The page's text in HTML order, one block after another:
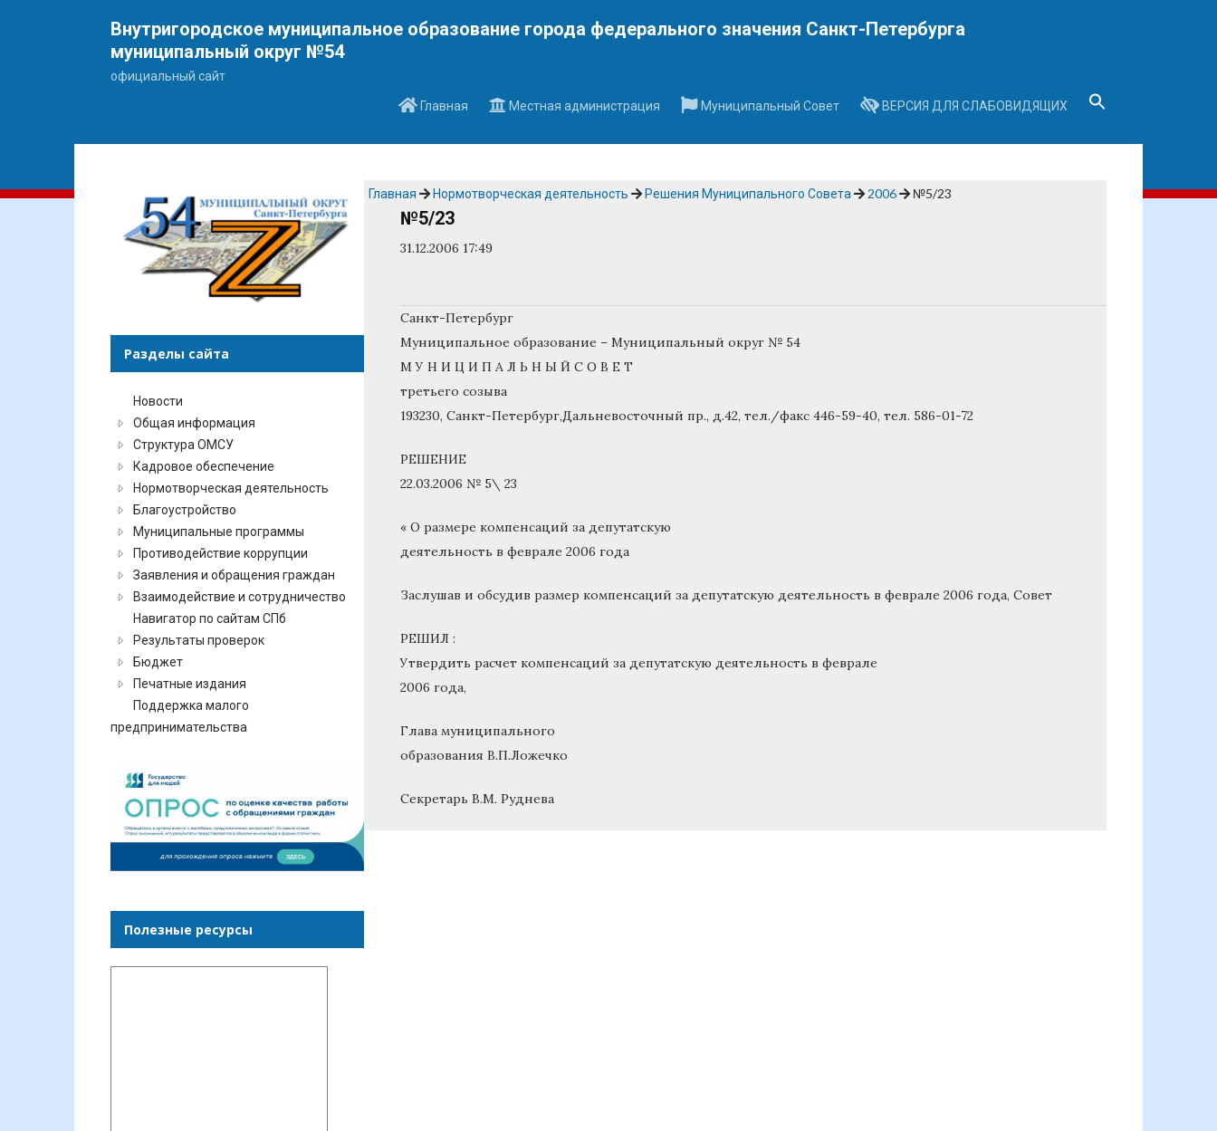
Внутригородское муниципальное образование города федерального значения Санкт-Петербурга
муниципальный округ №54
официальный сайт
Главная
Местная администрация Муниципальный Совет ВЕРСИЯ ДЛЯ СЛАБОВИДЯЩИХ
Главная Нормотворческая деятельность Решения Муниципального Совета 2006 №5/23
№5/23
31.12.2006 17:49
Санкт-Петербург
Муниципальное образование – Муниципальный округ № 54
М У Н И Ц И П А Л Ь Н Ы Й С О В Е Т
третьего созыва
193230, Санкт-Петербург,Дальневосточный пр., д.42, тел./факс 446-59-40, тел. 586-01-72
РЕШЕНИЕ
22.03.2006 № 5\ 23
« О размере компенсаций за депутатскую
деятельность в феврале 2006 года
Заслушав и обсудив размер компенсаций за депутатскую деятельность в феврале 2006 года, Совет
РЕШИЛ :
Утвердить расчет компенсаций за депутатскую деятельность в феврале
2006 года,
Глава муниципального
образования В.П.Ложечко
Секретарь В.М. Руднева
Разделы сайта
Новости
Общая информация
Структура ОМСУ
Кадровое обеспечение
Нормотворческая деятельность
Благоустройство
Муниципальные программы
Противодействие коррупции
Заявления и обращения граждан
Взаимодействие и сотрудничество
Навигатор по сайтам СПб
Результаты проверок
Бюджет
Печатные издания
Поддержка малого
предпринимательства
Полезные ресурсы